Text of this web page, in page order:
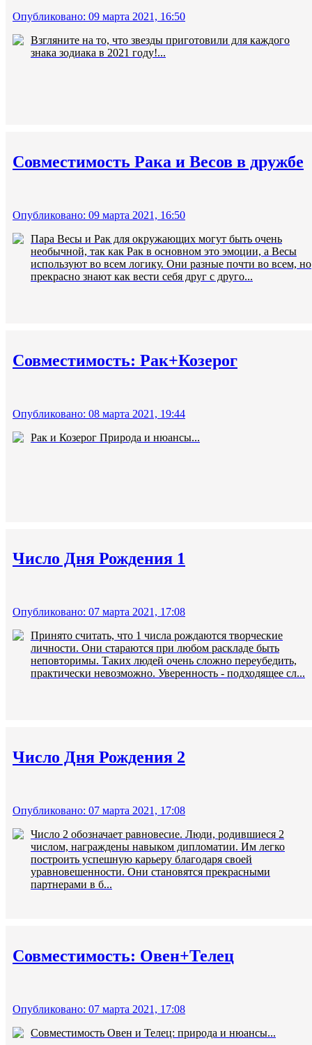
Опубликовано: 09 марта 2021, 16:50
Взгляните на то, что звезды приготовили для каждого
знака зодиака в 2021 году!...
Совместимость Рака и Весов в дружбе
Опубликовано: 09 марта 2021, 16:50
Пара Весы и Рак для окружающих могут быть очень
необычной, так как Рак в основном это эмоции, а Весы
используют во всем логику. Они разные почти во всем, но
прекрасно знают как вести себя друг с друго...
Совместимость: Рак+Козерог
Опубликовано: 08 марта 2021, 19:44
Рак и Козерог Природа и нюансы...
Число Дня Рождения 1
Опубликовано: 07 марта 2021, 17:08
Принято считать, что 1 числа рождаются творческие
личности. Они стараются при любом раскладе быть
неповторимы. Таких людей очень сложно переубедить,
практически невозможно. Уверенность - подходящее сл...
Число Дня Рождения 2
Опубликовано: 07 марта 2021, 17:08
Число 2 обозначает равновесие. Люди, родившиеся 2
числом, награждены навыком дипломатии. Им легко
построить успешную карьеру благодаря своей
уравновешенности. Они становятся прекрасными
партнерами в б...
Совместимость: Овен+Телец
Опубликовано: 07 марта 2021, 17:08
Совместимость Овен и Телец: природа и нюансы...